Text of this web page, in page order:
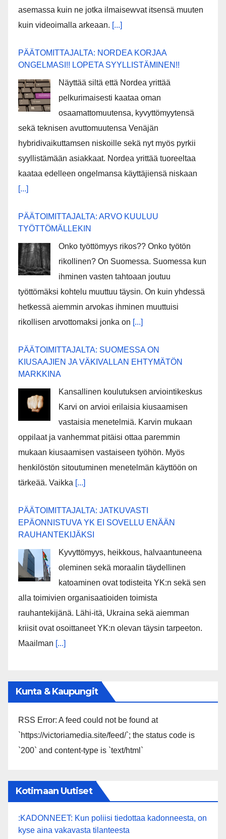
asemassa kuin ne jotka ilmaisewvat itsensä muuten
kuin videoimalla arkeaan. [...]
PÄÄTOMITTAJALTA: NORDEA KORJAA
ONGELMASI!! LOPETA SYYLLISTÄMINEN!!
Näyttää siltä että Nordea yrittää
pelkurimaisesti kaataa oman
osaamattomuutensa, kyvyttömyytensä
sekä teknisen avuttomuutensa Venäjän
hybridivaikuttamsen niskoille sekä nyt myös pyrkii
syyllistämään asiakkaat. Nordea yrittää tuoreeltaa
kaataa edelleen ongelmansa käyttäjiensä niskaan
[...]
PÄÄTOIMITTAJALTA: ARVO KUULUU
TYÖTTÖMÄLLEKIN
Onko työttömyys rikos?? Onko työtön
rikollinen? On Suomessa. Suomessa kun
ihminen vasten tahtoaan joutuu
työttömäksi kohtelu muuttuu täysin. On kuin yhdessä
hetkessä aiemmin arvokas ihminen muuttuisi
rikollisen arvottomaksi jonka on [...]
PÄÄTOIMITTAJALTA: SUOMESSA ON
KIUSAAJIEN JA VÄKIVALLAN EHTYMÄTÖN
MARKKINA
Kansallinen koulutuksen arviointikeskus
Karvi on arvioi erilaisia kiusaamisen
vastaisia menetelmiä. Karvin mukaan
oppilaat ja vanhemmat pitäisi ottaa paremmin
mukaan kiusaamisen vastaiseen työhön. Myös
henkilöstön sitoutuminen menetelmän käyttöön on
tärkeää. Vaikka [...]
PÄÄTOIMITTAJALTA: JATKUVASTI
EPÄONNISTUVA YK EI SOVELLU ENÄÄN
RAUHANTEKIJÄKSI
Kyvyttömyys, heikkous, halvaantuneena
oleminen sekä moraalin täydellinen
katoaminen ovat todisteita YK:n sekä sen
alla toimivien organisaatioiden toimista
rauhantekijänä. Lähi-itä, Ukraina sekä aiemman
kriisit ovat osoittaneet YK:n olevan täysin tarpeeton.
Maailman [...]
Kunta & Kaupungit
RSS Error: A feed could not be found at
`https://victoriamedia.site/feed/`; the status code is
`200` and content-type is `text/html`
Kotimaan Uutiset
:KADONNEET: Kun poliisi tiedottaa kadonneesta, on
kyse aina vakavasta tilanteesta